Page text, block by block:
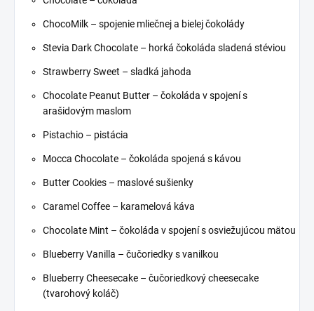
ChocoMilk – spojenie mliečnej a bielej čokolády
Stevia Dark Chocolate – horká čokoláda sladená stéviou
Strawberry Sweet – sladká jahoda
Chocolate Peanut Butter – čokoláda v spojení s
arašidovým maslom
Pistachio – pistácia
Mocca Chocolate – čokoláda spojená s kávou
Butter Cookies – maslové sušienky
Caramel Coffee – karamelová káva
Chocolate Mint – čokoláda v spojení s osviežujúcou mätou
Blueberry Vanilla – čučoriedky s vanilkou
Blueberry Cheesecake – čučoriedkový cheesecake
(tvarohový koláč)